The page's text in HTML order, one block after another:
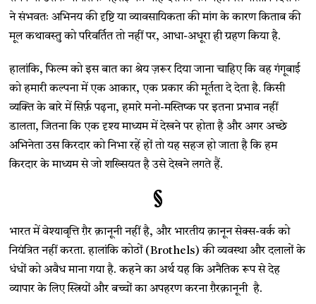
ने संभवतः अभिनय की दृष्टि या व्यावसायिकता की मांग के कारण किताब की
मूल कथावस्तु को परिवर्तित तो नहीं पर, आधा-अधूरा ही ग्रहण किया है.
हालांकि, फिल्म को इस बात का श्रेय ज़रूर दिया जाना चाहिए कि वह गंगूबाई
को हमारी कल्पना में एक आकार, एक प्रकार की मूर्तता दे देता है. किसी
व्यक्ति के बारे में सिर्फ़ पढ़ना, हमारे मनो-मस्तिष्क पर इतना प्रभाव नहीं
डालता, जितना कि एक दृश्य माध्यम में देखने पर होता है और अगर अच्छे
अभिनेता उस किरदार को निभा रहें हों तो यह सहज हो जाता है कि हम
किरदार के माध्यम से जो शख्सियत है उसे देखने लगते हैं.
§
भारत में वेश्यावृत्ति ग़ैर क़ानूनी नहीं है, और भारतीय क़ानून सेक्स-वर्क को
नियंत्रित नहीं करता. हालांकि कोठों (Brothels) की व्यवस्था और दलालों के
धंधों को अवैध माना गया है. कहने का अर्थ यह कि अनैतिक रूप से देह
व्यापार के लिए स्त्रियों और बच्चों का अपहरण करना ग़ैरक़ानूनी है.